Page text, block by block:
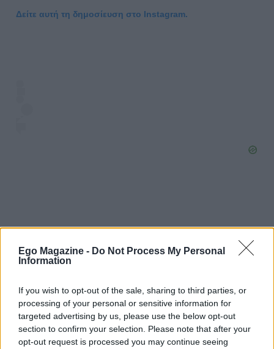
Ego Magazine - Do Not Process My Personal
Information
If you wish to opt-out of the sale, sharing to third parties, or
processing of your personal or sensitive information for
targeted advertising by us, please use the below opt-out
section to confirm your selection. Please note that after your
opt-out request is processed you may continue seeing
Δείτε αυτή τη δημοσίευση στο Instagram.